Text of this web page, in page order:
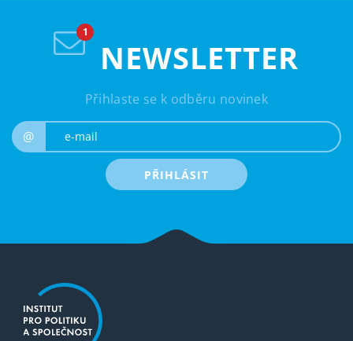
NEWSLETTER
Přihlaste se k odběru novinek
@
PŘIHLÁSIT